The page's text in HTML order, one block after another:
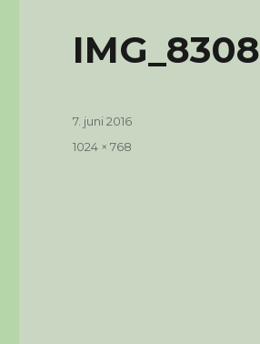
IMG_8308
Publisert
7. juni 2016
Full
1024 × 768